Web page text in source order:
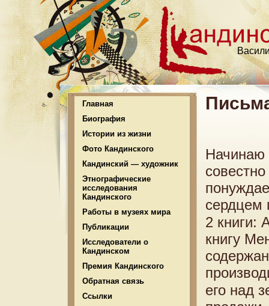
Главная
Биография
Истории из жизни
Фото Кандинского
Кандинский — художник
Этнографические
исследования
Кандинского
Работы в музеях мира
Публикации
Исследователи о
Кандинском
Премия Кандинского
Обратная связь
Ссылки
Начинаю
сердцем
2 книги:
книгу
его над